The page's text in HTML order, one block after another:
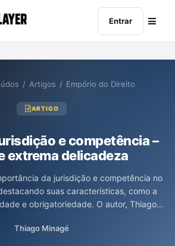
Entrar
/ Artigos / Empório do Direito
ARTIGO
e competência –
extrema delicadeza
da jurisdição e competência no
suas características, como a
e obrigatoriedade. O autor, Thiago
a definição e os critérios que regem a
Thiago Minagé